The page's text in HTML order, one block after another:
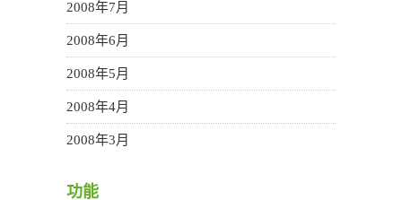
2008年7月
2008年6月
2008年5月
2008年4月
2008年3月
功能